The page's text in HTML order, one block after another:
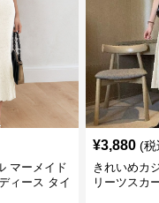
マーメイド
ィース タイ
¥3,880 (税
きれいめカ
リーツスカ